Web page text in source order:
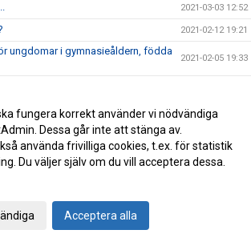
2021-03-03 12:52
2021-02-12 19:21
ungdomar i gymnasieåldern, födda
2021-02-05 19:33
vårterminen 2021 2021-01-21 18:44
2021-01-20 11:23
VT-21
då Covid-19 gäckade oss alla)
Ungd.gruppen &
fungera korrekt använder vi nödvändiga
Dessa går inte att stänga av.
använda frivilliga cookies, t.ex. för statistik
Du väljer själv om du vill acceptera dessa.
Acceptera alla